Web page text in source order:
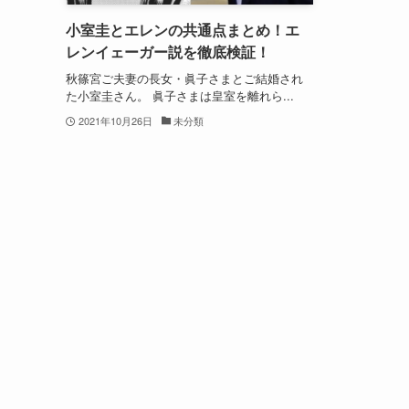
小室圭とエレンの共通点まとめ！エ
レンイェーガー説を徹底検証！
秋篠宮ご夫妻の長女・眞子さまとご結婚され
た小室圭さん。 眞子さまは皇室を離れら...
2021年10月26日 未分類